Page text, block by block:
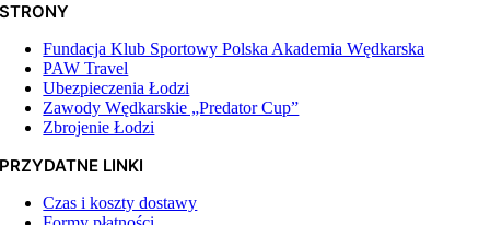
STRONY
Fundacja Klub Sportowy Polska Akademia Wędkarska
PAW Travel
Ubezpieczenia Łodzi
Zawody Wędkarskie „Predator Cup”
Zbrojenie Łodzi
PRZYDATNE LINKI
Czas i koszty dostawy